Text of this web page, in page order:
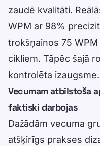
zaudē kvalitāti.
WPM ar 98%
trokšņainos 75
cikliem. Tāpēc šajā
kontrolēta izaugsme.
Vecumam atbilstoša
faktiski darbojas
Dažādām vecuma
atšķirīgs prakses